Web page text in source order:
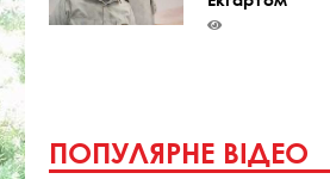
ПОПУЛЯРНЕ ВІДЕО